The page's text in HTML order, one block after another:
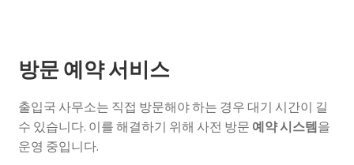
방문 예약 서비스
출입국 사무소는 직접 방문해야 하는 경우 대기 시간이 길
수 있습니다. 이를 해결하기 위해 사전 방문 예약 시스템을
운영 중입니다.